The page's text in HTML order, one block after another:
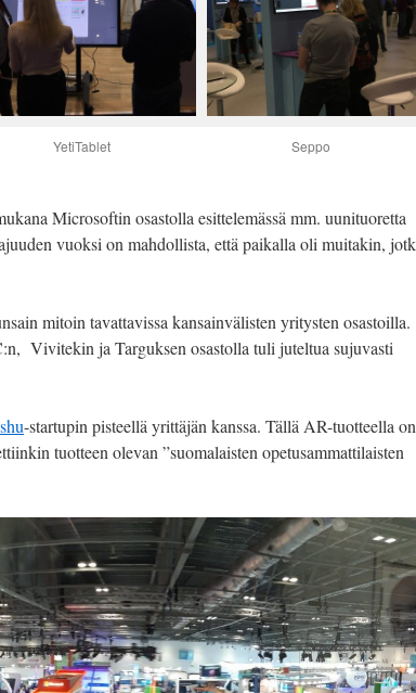
YetiTablet Seppo
Microsoftin osastolla esittelemässä mm. uunituoretta
vuoksi on mahdollista, että paikalla oli muitakin,
mitoin tavattavissa kansainvälisten yritysten osastoilla.
Vivitekin ja Targuksen osastolla tuli juteltua sujuvasti
-startupin pisteellä yrittäjän kanssa. Tällä AR-tuotteella on
tuotteen olevan ”suomalaisten opetusammattilaisten